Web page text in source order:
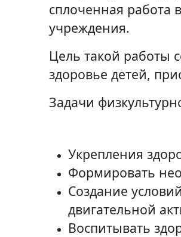
сплоченная работа
учреждения.
Цель такой работы
здоровье детей,
Задачи
Укрепления
Формировать
Создание
двигательной
Воспитывать